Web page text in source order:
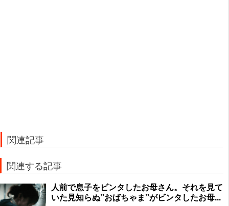
関連記事
関連する記事
人前で息子をビンタしたお母さん。それを見て
いた見知らぬ”おばちゃま”がビンタしたお母...